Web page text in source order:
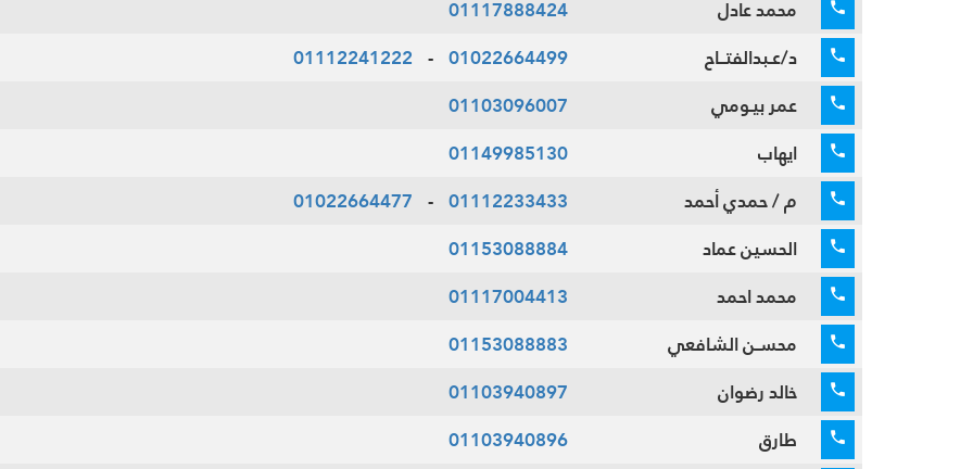
محمد عادل
01117888424
د/عـبدالفتــاح
01022664499
-
01112241222
عمر بيـومي
01103096007
ايهاب
01149985130
م / حمدي أحمد
01112233433
-
01022664477
الحسين عماد
01153088884
محمد احمد
01117004413
محسـن الشافعي
01153088883
خالد رضوان
01103940897
طارق
01103940896